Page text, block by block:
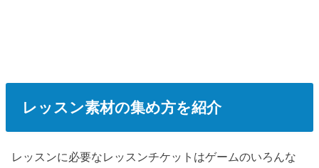
レッスン素材の集め方を紹介
レッスンに必要なレッスンチケットはゲームのいろんな